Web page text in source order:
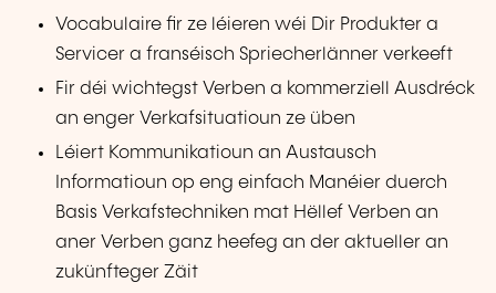
Vocabulaire fir ze léieren wéi Dir Produkter a
Servicer a franséisch Spriecherlänner verkeeft
Fir déi wichtegst Verben a kommerziell Ausdréck
an enger Verkafsituatioun ze üben
Léiert Kommunikatioun an Austausch
Informatioun op eng einfach Manéier duerch
Basis Verkafstechniken mat Hëllef Verben an
aner Verben ganz heefeg an der aktueller an
zukünfteger Zäit